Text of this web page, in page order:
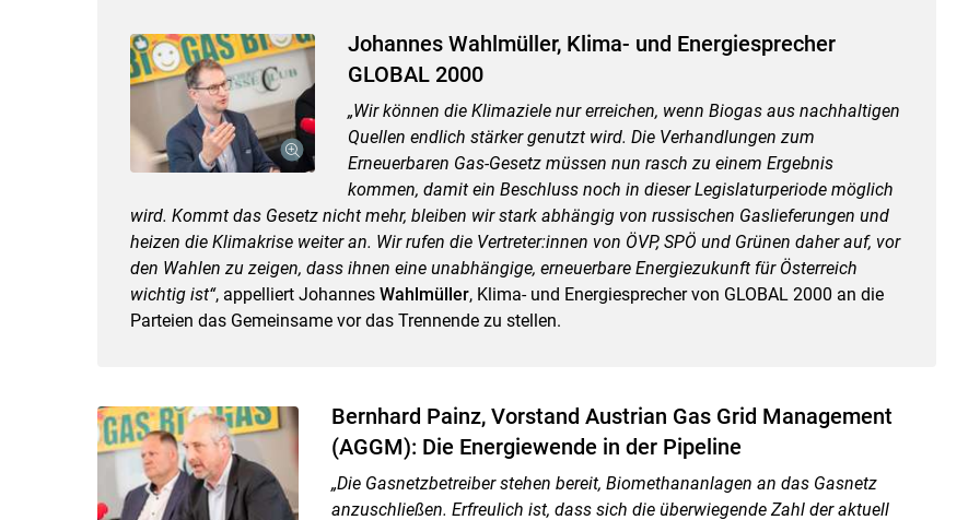
Johannes Wahlmüller, Klima- und Energiesprecher
GLOBAL 2000
„Wir können die Klimaziele nur erreichen, wenn Biogas aus nachhaltigen
Quellen endlich stärker genutzt wird. Die Verhandlungen zum
Erneuerbaren Gas-Gesetz müssen nun rasch zu einem Ergebnis
kommen, damit ein Beschluss noch in dieser Legislaturperiode möglich
wird. Kommt das Gesetz nicht mehr, bleiben wir stark abhängig von russischen Gaslieferungen und
heizen die Klimakrise weiter an. Wir rufen die Vertreter:innen von ÖVP, SPÖ und Grünen daher auf, vor
den Wahlen zu zeigen, dass ihnen eine unabhängige, erneuerbare Energiezukunft für Österreich
wichtig ist“, appelliert Johannes Wahlmüller, Klima- und Energiesprecher von GLOBAL 2000 an die
Parteien das Gemeinsame vor das Trennende zu stellen.
Bernhard Painz, Vorstand Austrian Gas Grid Management
(AGGM): Die Energiewende in der Pipeline
„Die Gasnetzbetreiber stehen bereit, Biomethananlagen an das Gasnetz
anzuschließen. Erfreulich ist, dass sich die überwiegende Zahl der aktuell